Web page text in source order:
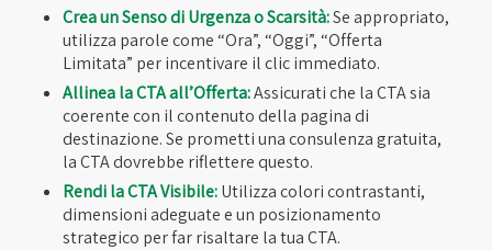
Crea un Senso di Urgenza o Scarsità:Se appropriato,
utilizza parole come “Ora”, “Oggi”, “Offerta
Limitata” per incentivare il clic immediato.
Allinea la CTA all’Offerta:Assicurati che la CTA sia
coerente con il contenuto della pagina di
destinazione. Se prometti una consulenza gratuita,
la CTA dovrebbe riflettere questo.
Rendi la CTA Visibile:Utilizza colori contrastanti,
dimensioni adeguate e un posizionamento
strategico per far risaltare la tua CTA.